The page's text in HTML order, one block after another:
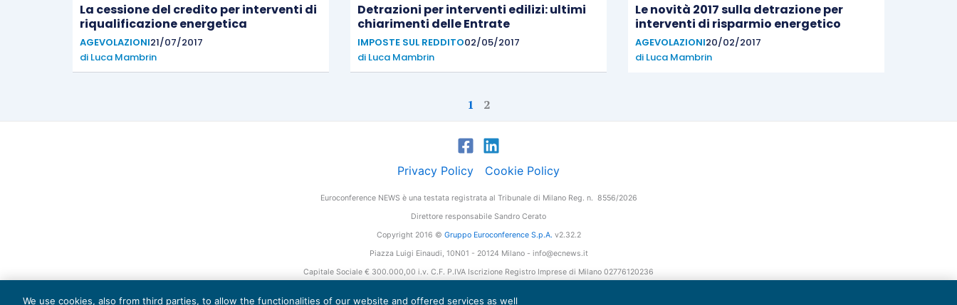
La cessione del credito per interventi di
riqualificazione energetica
AGEVOLAZIONI21/07/2017
di Luca Mambrin
Detrazioni per interventi edilizi: ultimi
chiarimenti delle Entrate
IMPOSTE SUL REDDITO02/05/2017
di Luca Mambrin
Le novità 2017 sulla detrazione per
interventi di risparmio energetico
AGEVOLAZIONI20/02/2017
di Luca Mambrin
1 2
Privacy Policy Cookie Policy
Euroconference NEWS è una testata registrata al Tribunale di Milano Reg. n. 8556/2026
Direttore responsabile Sandro Cerato
Copyright 2016 © Gruppo Euroconference S.p.A. v2.32.2
Piazza Luigi Einaudi, 10N01 - 20124 Milano - info@ecnews.it
Capitale Sociale € 300.000,00 i.v. C.F. P.IVA Iscrizione Registro Imprese di Milano 02776120236
We use cookies, also from third parties, to allow the functionalities of our website and offered services as well